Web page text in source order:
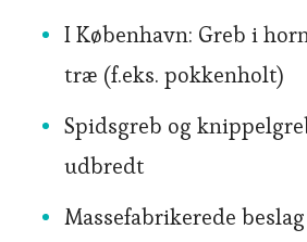
I København: Greb i
træ (f.eks. pokkenholt)
Spidsgreb og
udbredt
Massefabrikerede